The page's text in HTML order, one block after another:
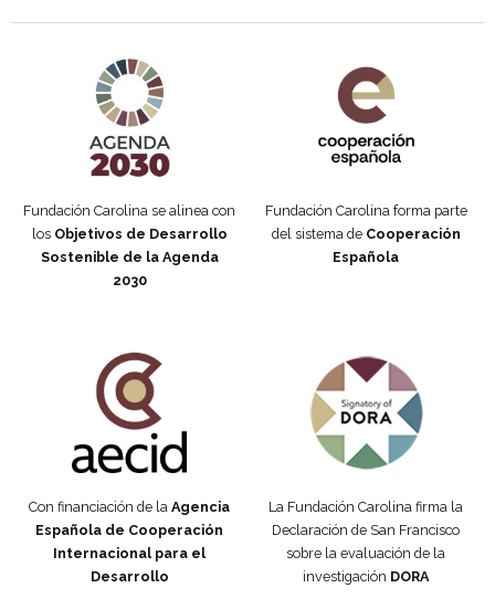
Fundación Carolina se alinea con
los Objetivos de Desarrollo
Sostenible de la Agenda
2030
Fundación Carolina forma parte
del sistema de Cooperación
Española
Con financiación de la Agencia
Española de Cooperación
Internacional para el
Desarrollo
La Fundación Carolina firma la
Declaración de San Francisco
sobre la evaluación de la
investigación DORA